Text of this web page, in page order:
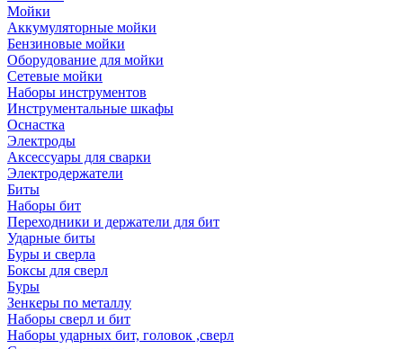
Мойки
Аккумуляторные мойки
Бензиновые мойки
Оборудование для мойки
Сетевые мойки
Наборы инструментов
Инструментальные шкафы
Оснастка
Электроды
Аксессуары для сварки
Электродержатели
Биты
Наборы бит
Переходники и держатели для бит
Ударные биты
Буры и сверла
Боксы для сверл
Буры
Зенкеры по металлу
Наборы сверл и бит
Наборы ударных бит, головок ,сверл